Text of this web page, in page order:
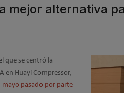
mejor alternativa
que se centró la
en Huayi Compressor,
mayo pasado por parte